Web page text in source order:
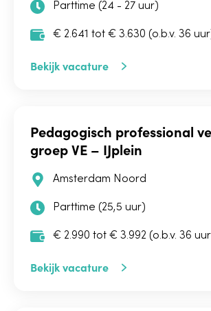
Parttime (24 - 27 uur)
€ 2.641 tot € 3.630 (o.b.v. 36
Bekijk vacature
Pedagogisch professional
groep VE – IJplein
Amsterdam Noord
Parttime (25,5 uur)
€ 2.990 tot € 3.992 (o.b.v. 36
Bekijk vacature